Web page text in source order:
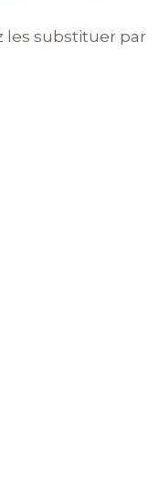
les substituer par